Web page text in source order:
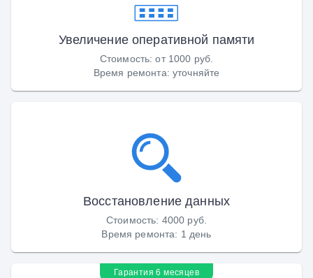
Увеличение оперативной памяти
Стоимость:от 1000 руб.
Время ремонта: уточняйте
Восстановление данных
Стоимость: 4000 руб.
Время ремонта: 1 день
Гарантия 6 месяцев